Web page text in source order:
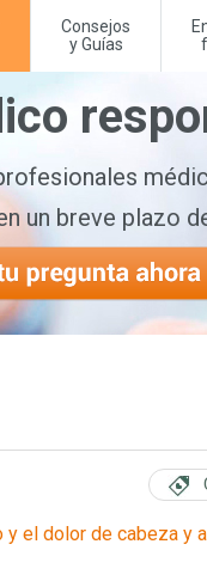
Consejos
y Guías
un breve plazo
y el dolor de cabeza y